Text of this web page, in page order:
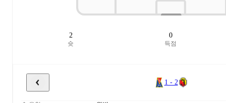
2
슛
0
득점
1 - 2